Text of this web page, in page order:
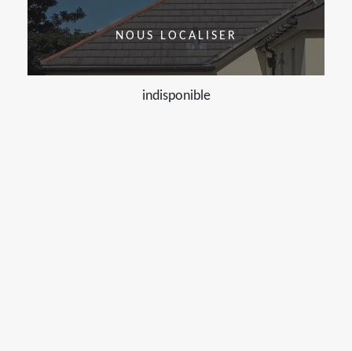
NOUS LOCALISER
indisponible